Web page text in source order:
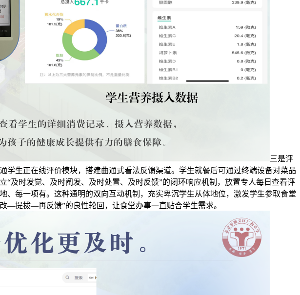
三是评
生正在线评价模块，搭建曲通式看法反馈渠道。学生就餐后可通过终端设备对菜品
及时发觉、及时阐发、及时处置、及时反馈”的闭环响应机制，放置专人每日查看评
每一项有。这种通明的双向互动机制，充实卑沉学生从体地位，激发学生参取食堂
—提拔—再反馈”的良性轮回，让食堂办事一直贴合学生需求。